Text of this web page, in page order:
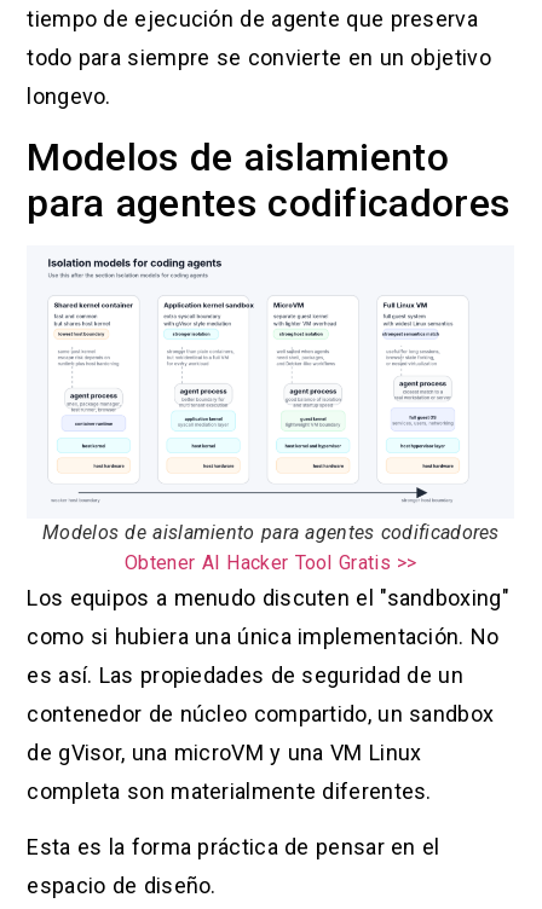
tiempo de ejecución de agente que preserva
todo para siempre se convierte en un objetivo
longevo.
Modelos de aislamiento
para agentes codificadores
Modelos de aislamiento para agentes codificadores
Obtener AI Hacker Tool Gratis >>
Los equipos a menudo discuten el "sandboxing"
como si hubiera una única implementación. No
es así. Las propiedades de seguridad de un
contenedor de núcleo compartido, un sandbox
de gVisor, una microVM y una VM Linux
completa son materialmente diferentes.
Esta es la forma práctica de pensar en el
espacio de diseño.